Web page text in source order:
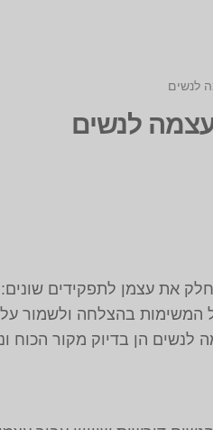
לנשים
לנשים
נשים במאה ה-21 נאלצות לחלק את
המשימות בהצלחה ולשמור
לנשים הן בדיוק מקור הכוח